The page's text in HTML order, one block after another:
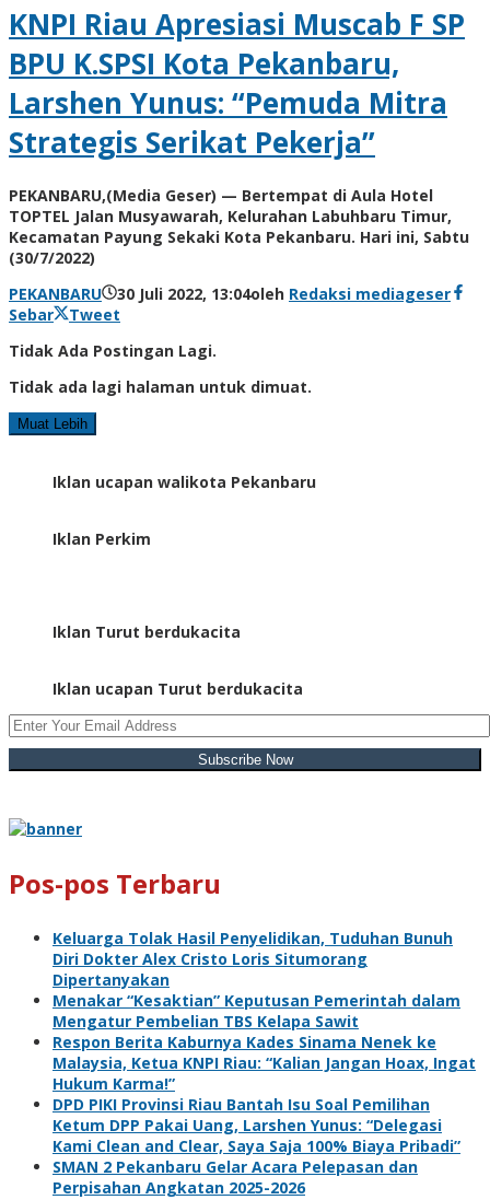
KNPI Riau Apresiasi Muscab F SP
BPU K.SPSI Kota Pekanbaru,
Larshen Yunus: “Pemuda Mitra
Strategis Serikat Pekerja”
PEKANBARU,(Media Geser) — Bertempat di Aula Hotel
TOPTEL Jalan Musyawarah, Kelurahan Labuhbaru Timur,
Kecamatan Payung Sekaki Kota Pekanbaru. Hari ini, Sabtu
(30/7/2022)
PEKANBARU
30 Juli 2022, 13:04oleh Redaksi mediageser
Sebar
Tweet
Tidak Ada Postingan Lagi.
Tidak ada lagi halaman untuk dimuat.
Muat Lebih
Iklan ucapan walikota Pekanbaru
Iklan Perkim
Iklan Turut berdukacita
Iklan ucapan Turut berdukacita
Pos-pos Terbaru
Keluarga Tolak Hasil Penyelidikan, Tuduhan Bunuh
Diri Dokter Alex Cristo Loris Situmorang
Dipertanyakan
Menakar “Kesaktian” Keputusan Pemerintah dalam
Mengatur Pembelian TBS Kelapa Sawit
Respon Berita Kaburnya Kades Sinama Nenek ke
Malaysia, Ketua KNPI Riau: “Kalian Jangan Hoax, Ingat
Hukum Karma!”
DPD PIKI Provinsi Riau Bantah Isu Soal Pemilihan
Ketum DPP Pakai Uang, Larshen Yunus: “Delegasi
Kami Clean and Clear, Saya Saja 100% Biaya Pribadi”
SMAN 2 Pekanbaru Gelar Acara Pelepasan dan
Perpisahan Angkatan 2025-2026